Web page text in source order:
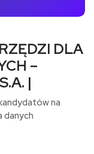
DLA
–
|
na
danych